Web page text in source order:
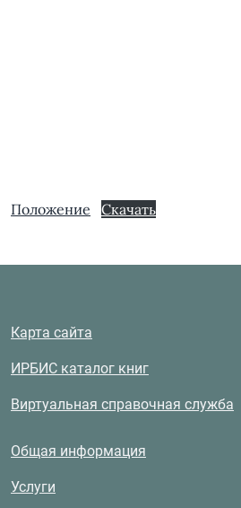
Положение Скачать
Карта сайта
ИРБИС каталог книг
Виртуальная справочная служба
Общая информация
Услуги